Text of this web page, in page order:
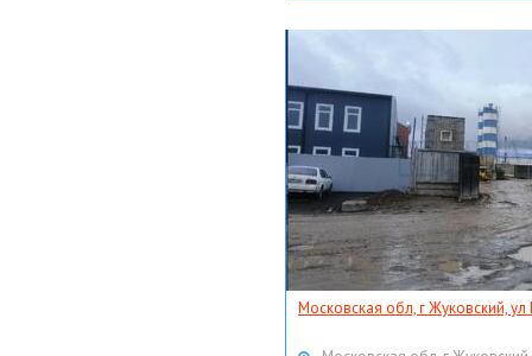
Московская обл, г Жуковский,